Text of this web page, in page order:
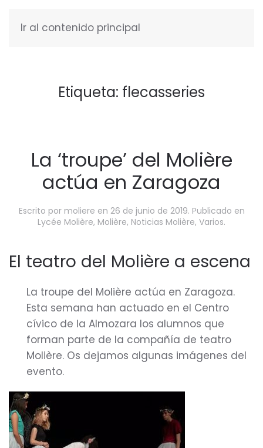
Ir al contenido principal
Etiqueta: flecasseries
La ‘troupe’ del Molière
actúa en Zaragoza
Escrito por moliere en 26 de junio de 2019. Publicado en
Lycée Molière, Molière, Noticias Molière, Varios.
El teatro del Molière a escena
La troupe del Molière actúa en Zaragoza.
Esta semana han actuado en el Centro
cívico de la Almozara los alumnos que
forman parte de la compañía de teatro
Molière. Os dejamos algunas imágenes del
evento.